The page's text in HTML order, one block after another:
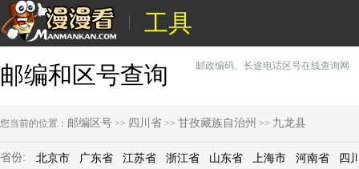
工具
邮编和区号查询
邮政编码、长途电话区号在线查询网
您当前的位置： 邮编区号 >> 四川省 >> 甘孜藏族自治州 >> 九龙县
省份: 北京市 广东省 江苏省 浙江省 山东省 上海市 河南省
四